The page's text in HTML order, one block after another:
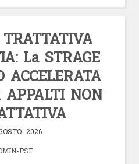
TRATTATIVA
La STRAGE
ACCELERATA
APPALTI NON
2026
PSF